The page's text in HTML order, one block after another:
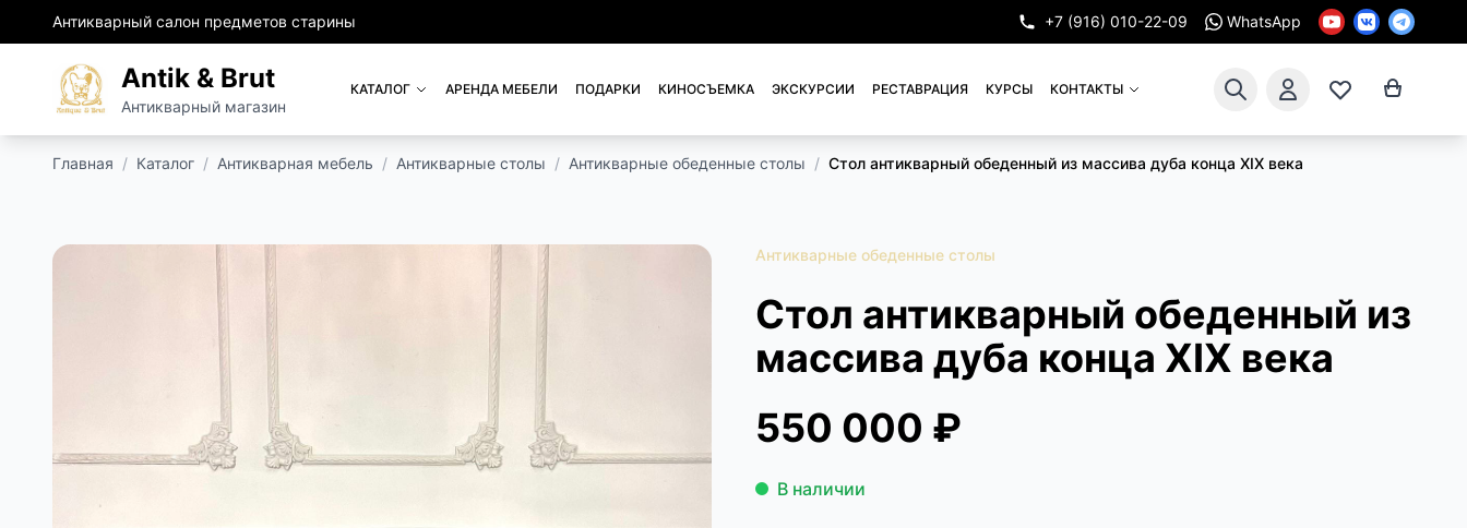
Антикварный салон предметов старины +7 (916) 010-22-09 WhatsApp
Antik & Brut
Антикварный магазин
КАТАЛОГ АРЕНДА МЕБЕЛИ ПОДАРКИ КИНОСЪЕМКА ЭКСКУРСИИ РЕСТАВРАЦИЯ КУРСЫ КОНТАКТЫ
Главная / Каталог / Антикварная мебель / Антикварные столы / Антикварные обеденные столы / Стол антикварный обеденный из массива дуба конца XIX века
Антикварные обеденные столы
Стол антикварный обеденный из
массива дуба конца XIX века
550 000 ₽
В наличии